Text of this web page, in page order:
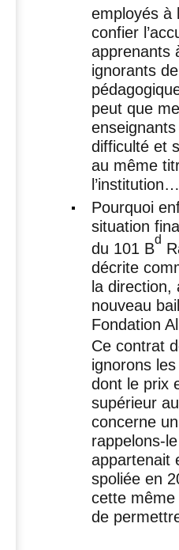
employés à
confier
apprenants
ignorants
peut que
difficulté et
au même
l’institution…
Pourquoi
situation
du 101 B
d
décrite
la direction,
nouveau
Fondation
Ce contrat
ignorons
dont le prix
supérieur
concerne
rappelons-
appartenait
spoliée en
cette
de